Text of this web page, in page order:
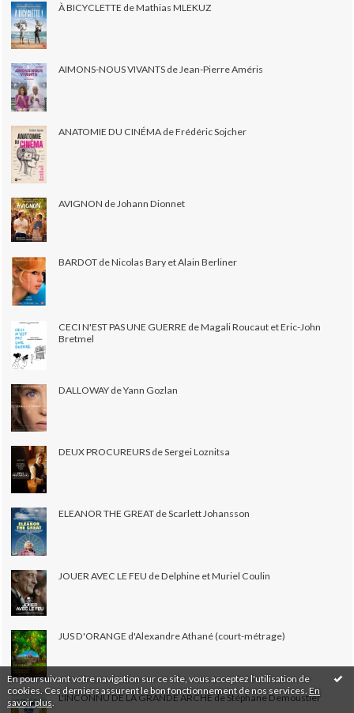
En poursuivant votre navigation sur ce site, vous acceptez l'utilisation de
cookies. Ces derniers assurent le bon fonctionnement de nos services. En
savoir plus
À BICYCLETTE de Mathias MLEKUZ
AIMONS-NOUS VIVANTS de Jean-Pierre Améris
ANATOMIE DU CINÉMA de Frédéric Sojcher
AVIGNON de Johann Dionnet
BARDOT de Nicolas Bary et Alain Berliner
CECI N'EST PAS UNE GUERRE de Magali Roucaut et Eric-John
Bretmel
DALLOWAY de Yann Gozlan
DEUX PROCUREURS de Sergei Loznitsa
ELEANOR THE GREAT de Scarlett Johansson
JOUER AVEC LE FEU de Delphine et Muriel Coulin
JUS D'ORANGE d'Alexandre Athané (court-métrage)
L'INCONNU DE LA GRANDE ARCHE de Stéphane Demoustier